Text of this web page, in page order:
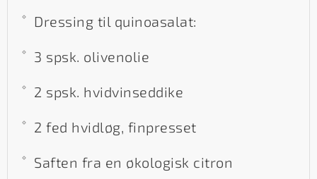
Dressing til quinoasalat:
3 spsk. olivenolie
2 spsk. hvidvinseddike
2 fed hvidløg, finpresset
Saften fra en økologisk citron